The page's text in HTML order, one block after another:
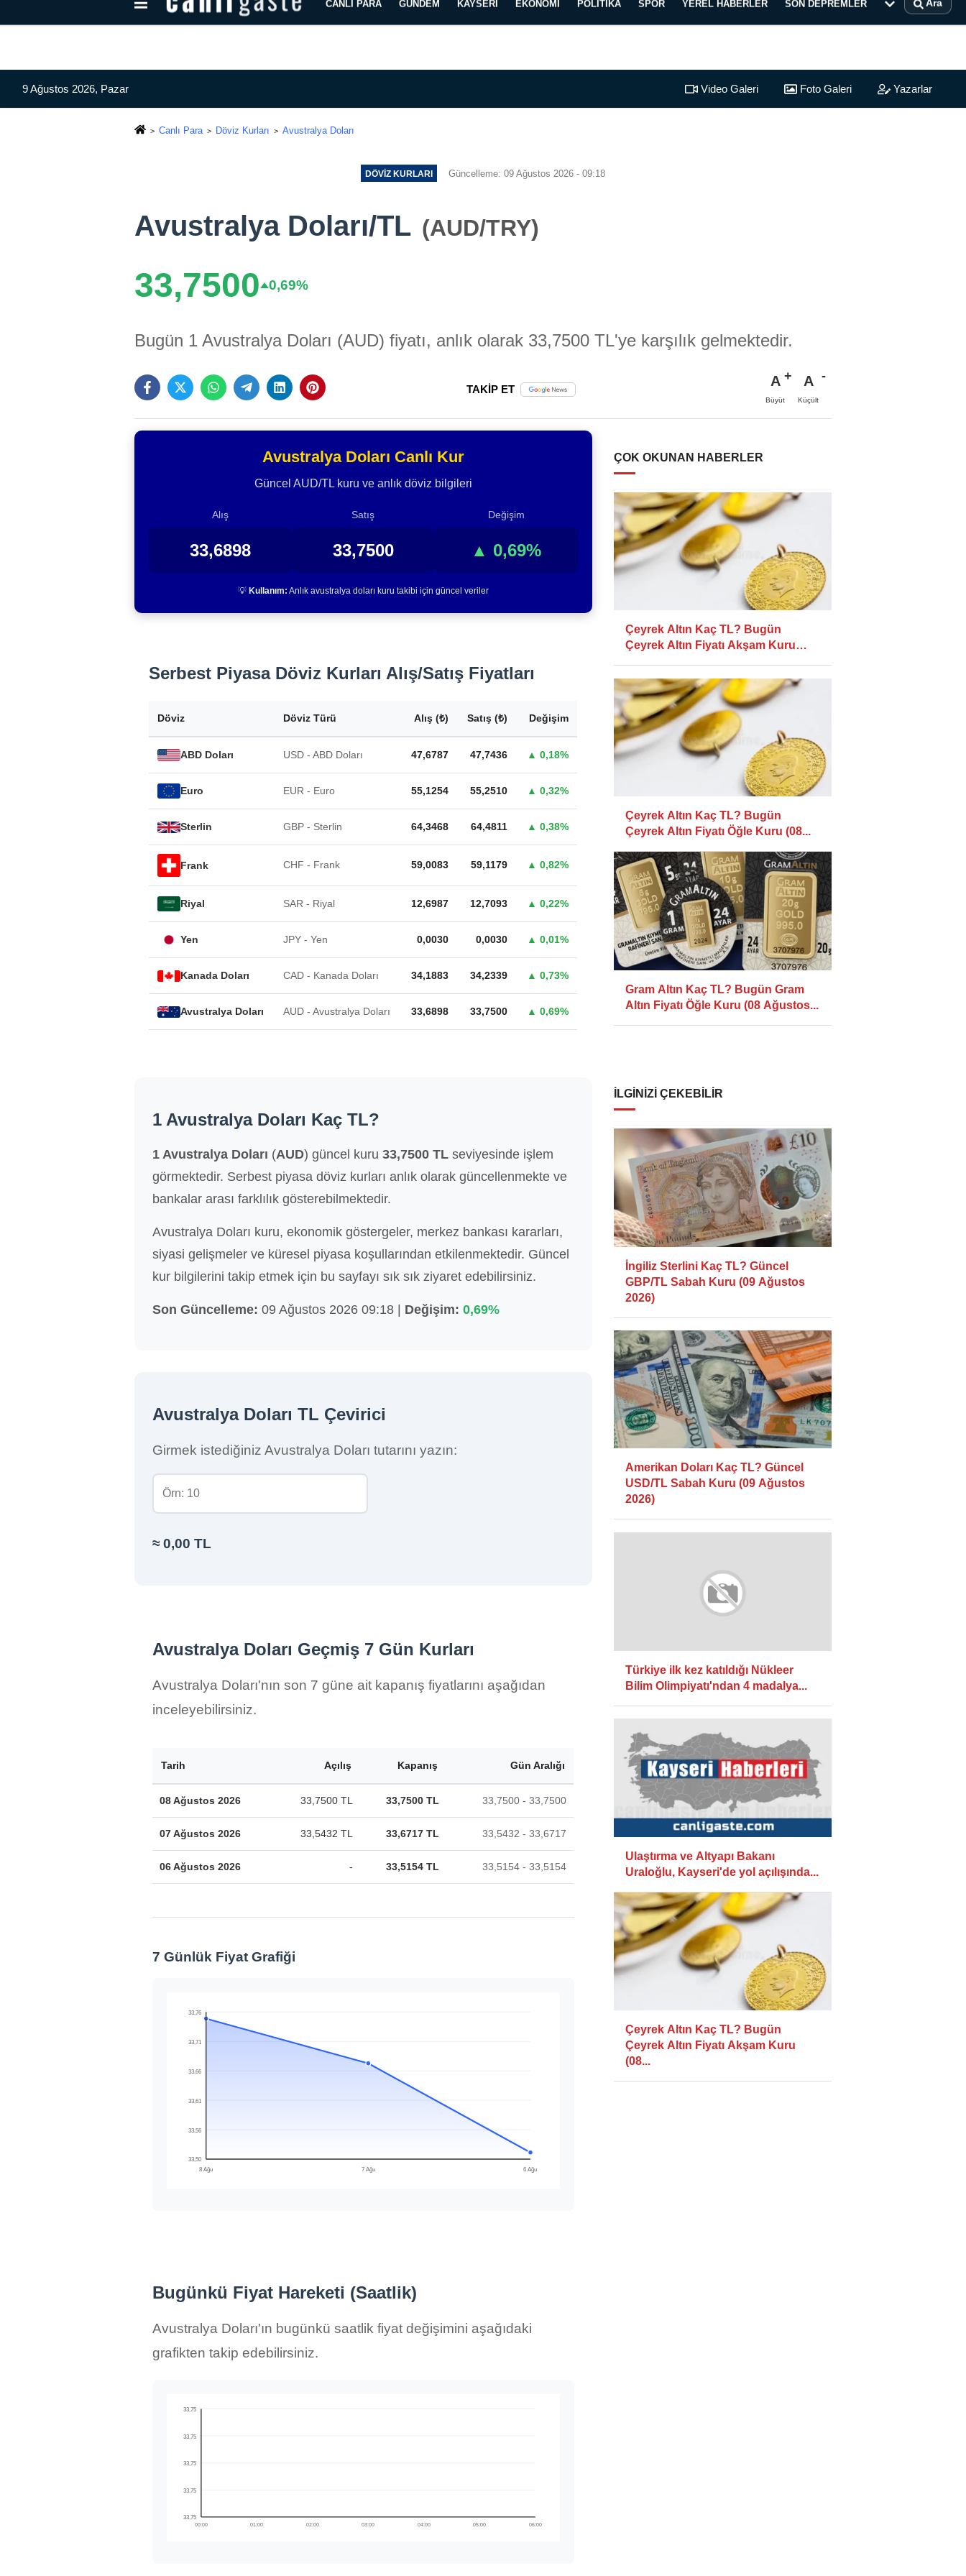
Kayseri Haberleri Can Radyo Dinle
CANLI PARA GÜNDEM KAYSERI EKONOMI POLITIKA SPOR YEREL HABERLER SON DEPREMLER Ara
9 Ağustos 2026, Pazar Video Galeri Foto Galeri Yazarlar
Canlı Para Döviz Kurları Avustralya Doları
DÖVIZ KURLARI Güncelleme: 09 Ağustos 2026 - 09:18
Avustralya Doları/TL (AUD/TRY)
33,7500 0,69%
Bugün 1 Avustralya Doları (AUD) fiyatı, anlık olarak 33,7500 TL'ye karşılık gelmektedir.
TAKİP ET
A
Büyüt
A
Küçült
Avustralya Doları Canlı Kur
Güncel AUD/TL kuru ve anlık döviz bilgileri
Alış
33,6898
Satış
33,7500
Değişim
▲ 0,69%
💡 Kullanım: Anlık avustralya doları kuru takibi için güncel veriler
Serbest Piyasa Döviz Kurları Alış/Satış Fiyatları
Döviz Döviz Türü Alış (₺) Satış (₺) Değişim
ABD Doları USD - ABD Doları 47,6787 47,7436 ▲ 0,18%
Euro EUR - Euro 55,1254 55,2510 ▲ 0,32%
Sterlin GBP - Sterlin 64,3468 64,4811 ▲ 0,38%
Frank CHF - Frank 59,0083 59,1179 ▲ 0,82%
Riyal SAR - Riyal 12,6987 12,7093 ▲ 0,22%
Yen JPY - Yen 0,0030 0,0030 ▲ 0,01%
Kanada Doları CAD - Kanada Doları 34,1883 34,2339 ▲ 0,73%
Avustralya Doları AUD - Avustralya Doları 33,6898 33,7500 ▲ 0,69%
1 Avustralya Doları Kaç TL?
1 Avustralya Doları (AUD) güncel kuru 33,7500 TL seviyesinde işlem
görmektedir. Serbest piyasa döviz kurları anlık olarak güncellenmekte ve
bankalar arası farklılık gösterebilmektedir.
Avustralya Doları kuru, ekonomik göstergeler, merkez bankası kararları,
siyasi gelişmeler ve küresel piyasa koşullarından etkilenmektedir. Güncel
kur bilgilerini takip etmek için bu sayfayı sık sık ziyaret edebilirsiniz.
Son Güncelleme: 09 Ağustos 2026 09:18 | Değişim: 0,69%
Avustralya Doları TL Çevirici
Girmek istediğiniz Avustralya Doları tutarını yazın:
≈ 0,00 TL
Avustralya Doları Geçmiş 7 Gün Kurları
Avustralya Doları'nın son 7 güne ait kapanış fiyatlarını aşağıdan
inceleyebilirsiniz.
Tarih Açılış Kapanış Gün Aralığı
08 Ağustos 2026 33,7500 TL 33,7500 TL 33,7500 - 33,7500
07 Ağustos 2026 33,5432 TL 33,6717 TL 33,5432 - 33,6717
06 Ağustos 2026 - 33,5154 TL 33,5154 - 33,5154
7 Günlük Fiyat Grafiği
33,76
33,71
33,66
33,61
33,56
33,50
8 Ağu
7 Ağu 6 Ağu
Bugünkü Fiyat Hareketi (Saatlik)
Avustralya Doları'ın bugünkü saatlik fiyat değişimini aşağıdaki
grafikten takip edebilirsiniz.
33,75
33,75
33,75
33,75
33,75
00:00 01:00 02:00 03:00 04:00 05:00 06:00
ÇOK OKUNAN HABERLER
Çeyrek Altın Kaç TL? Bugün
Çeyrek Altın Fiyatı Akşam Kuru
Çeyrek Altın Kaç TL? Bugün
Çeyrek Altın Fiyatı Öğle Kuru (08...
Gram Altın Kaç TL? Bugün Gram
Altın Fiyatı Öğle Kuru (08 Ağustos...
İLGINIZI ÇEKEBILIR
İngiliz Sterlini Kaç TL? Güncel
GBP/TL Sabah Kuru (09 Ağustos
2026)
Amerikan Doları Kaç TL? Güncel
USD/TL Sabah Kuru (09 Ağustos
2026)
Türkiye ilk kez katıldığı Nükleer
Bilim Olimpiyatı'ndan 4 madalya...
Ulaştırma ve Altyapı Bakanı
Uraloğlu, Kayseri'de yol açılışında...
Çeyrek Altın Kaç TL? Bugün
Çeyrek Altın Fiyatı Akşam Kuru
(08...